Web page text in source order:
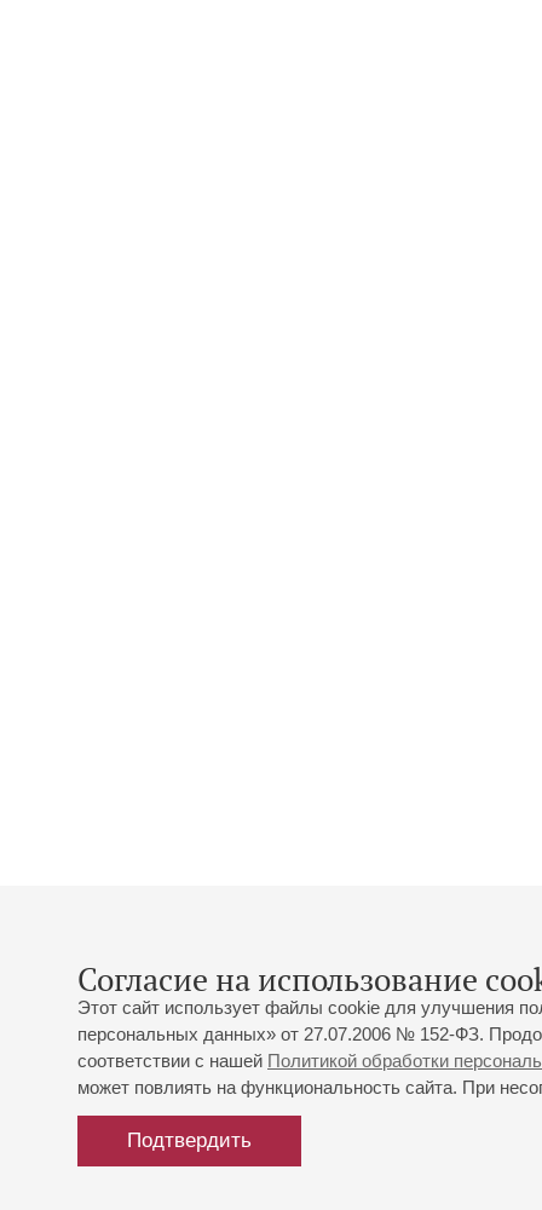
Согласие на использование
Этот сайт использует файлы cookie для улучшения
персональных данных» от 27.07.2006 № 152-ФЗ.
соответствии с нашей Политикой обработки
может повлиять на функциональность сайта. При
Подтвердить